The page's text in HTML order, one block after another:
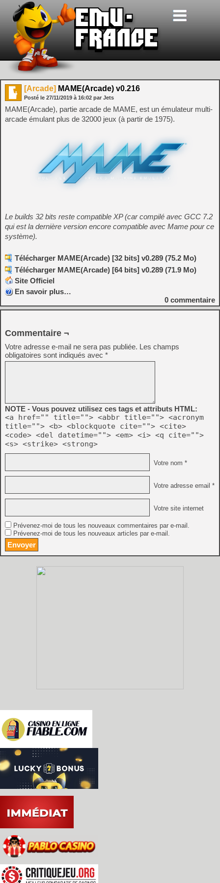
[Arcade] MAME(Arcade) v0.216
Posté le 27/11/2019 à 16:02 par Jets
MAME(Arcade), partie arcade de MAME, est un émulateur multi-
arcade émulant plus de 32000 jeux (à partir de 1975).
Le builds 32 bits reste compatible XP (car compilé avec GCC 7.2
qui est la dernière version encore compatible avec Mame pour ce
système).
Télécharger MAME(Arcade) [32 bits] v0.289 (75.2 Mo)
Télécharger MAME(Arcade) [64 bits] v0.289 (71.9 Mo)
Site Officiel
En savoir plus…
0 commentaire
Commentaire ¬
Votre adresse e-mail ne sera pas publiée. Les champs
obligatoires sont indiqués avec *
NOTE - Vous pouvez utilisez ces tags et attributs HTML:
<a href="" title=""> <abbr title=""> <acronym
title=""> <b> <blockquote cite=""> <cite>
<code> <del datetime=""> <em> <i> <q cite="">
<s> <strike> <strong>
Votre nom *
Votre adresse email *
Votre site internet
Prévenez-moi de tous les nouveaux commentaires par e-mail.
Prévenez-moi de tous les nouveaux articles par e-mail.